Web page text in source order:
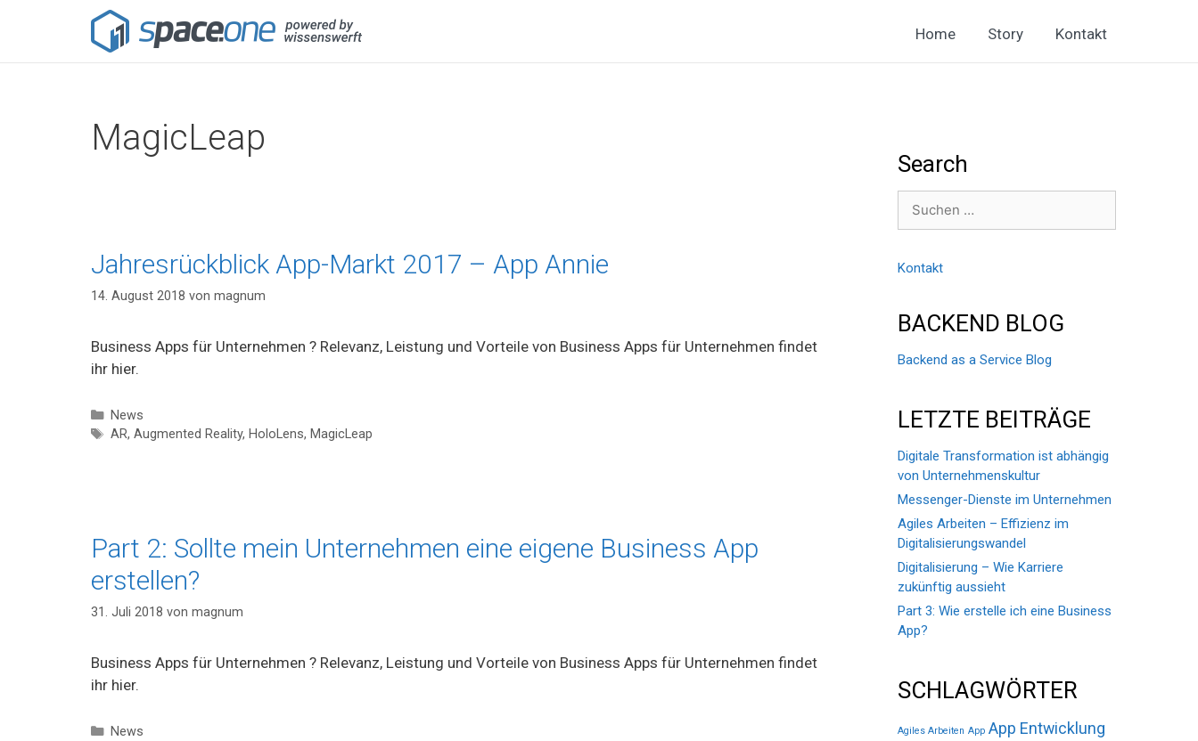
Home Story Kontakt
MagicLeap
Jahresrückblick App-Markt 2017 – App Annie
14. August 2018 von magnum
Business Apps für Unternehmen ? Relevanz, Leistung und Vorteile von Business Apps für Unternehmen findet
ihr hier.
Kategorien
News
Schlagwörter
AR, Augmented Reality, HoloLens, MagicLeap
Part 2: Sollte mein Unternehmen eine eigene Business App
erstellen?
31. Juli 2018 von magnum
Business Apps für Unternehmen ? Relevanz, Leistung und Vorteile von Business Apps für Unternehmen findet
ihr hier.
Kategorien
News
Search
nach:
Kontakt
BACKEND BLOG
Backend as a Service Blog
LETZTE BEITRÄGE
Digitale Transformation ist abhängig
von Unternehmenskultur
Messenger-Dienste im Unternehmen
Agiles Arbeiten – Effizienz im
Digitalisierungswandel
Digitalisierung – Wie Karriere
zukünftig aussieht
Part 3: Wie erstelle ich eine Business
App?
SCHLAGWÖRTER
Agiles Arbeiten App App Entwicklung